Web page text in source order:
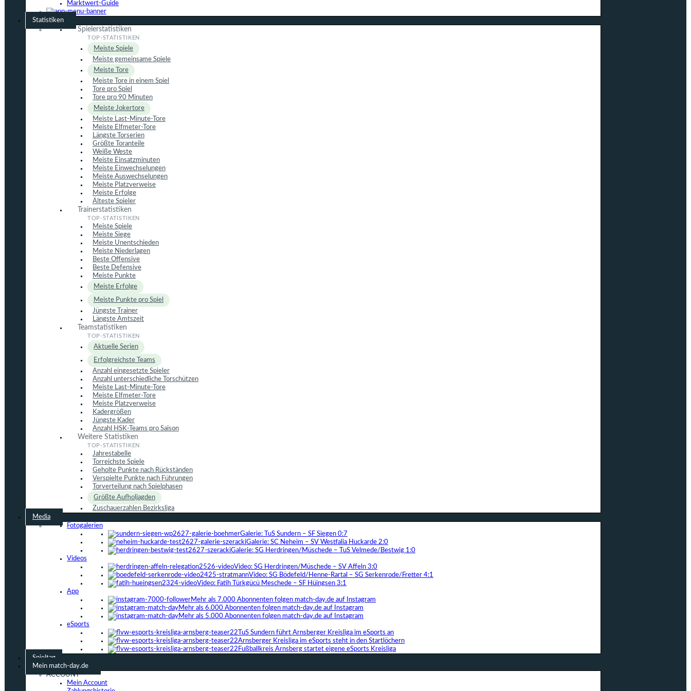
Marktwert-Guide
Statistiken
Spielerstatistiken
Meiste Spiele
Meiste gemeinsame Spiele
Meiste Tore
Meiste Tore in einem Spiel
Tore pro Spiel
Tore pro 90 Minuten
Meiste Jokertore
Meiste Last-Minute-Tore
Meiste Elfmeter-Tore
Längste Torserien
Größte Toranteile
Weiße Weste
Meiste Einsatzminuten
Meiste Einwechselungen
Meiste Auswechselungen
Meiste Platzverweise
Meiste Erfolge
Älteste Spieler
Trainerstatistiken
Meiste Spiele
Meiste Siege
Meiste Unentschieden
Meiste Niederlagen
Beste Offensive
Beste Defensive
Meiste Punkte
Meiste Erfolge
Meiste Punkte pro Spiel
Jüngste Trainer
Längste Amtszeit
Teamstatistiken
Aktuelle Serien
Erfolgreichste Teams
Anzahl eingesetzte Spieler
Anzahl unterschiedliche Torschützen
Meiste Last-Minute-Tore
Meiste Elfmeter-Tore
Meiste Platzverweise
Kadergrößen
Jüngste Kader
Anzahl HSK-Teams pro Saison
Weitere Statistiken
Jahrestabelle
Torreichste Spiele
Geholte Punkte nach Rückständen
Verspielte Punkte nach Führungen
Torverteilung nach Spielphasen
Größte Aufholjagden
Zuschauerzahlen Bezirksliga
Media
Fotogalerien
Galerie: TuS Sundern – SF Siegen 0:7
Galerie: SC Neheim – SV Westfalia Huckarde 2:0
Galerie: SG Herdringen/Müschede – TuS Velmede/Bestwig 1:0
Videos
Video: SG Herdringen/Müschede – SV Affeln 3:0
Video: SG Bödefeld/Henne-Rartal – SG Serkenrode/Fretter 4:1
Video: Fatih Türkgücü Meschede – SF Hüingsen 3:1
App
Mehr als 7.000 Abonnenten folgen match-day.de auf Instagram
Mehr als 6.000 Abonnenten folgen match-day.de auf Instagram
Mehr als 5.000 Abonnenten folgen match-day.de auf Instagram
eSports
TuS Sundern führt Arnsberger Kreisliga im eSports an
Arnsberger Kreisliga im eSports steht in den Startlöchern
Fußballkreis Arnsberg startet eigene eSports Kreisliga
Spieltag
Mein match-day.de
ACCOUNT
Mein Account